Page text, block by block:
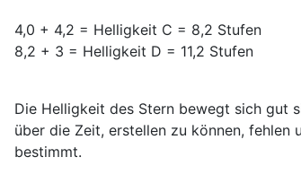
4,0 + 4,2 = Helligkeit C = 8,2 Stufen
8,2 + 3 = Helligkeit D = 11,2 Stufen
Die Helligkeit des Stern bewegt sich gut
über die Zeit, erstellen zu können,
bestimmt.